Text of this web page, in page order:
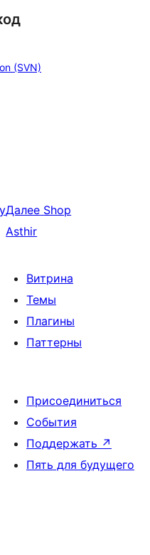
(SVN)
Далее Shop
Asthir
Витрина
Темы
Плагины
Паттерны
Присоединиться
События
Поддержать ↗
Пять для будущего